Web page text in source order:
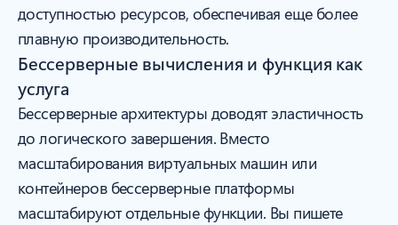
доступностью ресурсов, обеспечивая еще более
плавную производительность.
Бессерверные вычисления и функция как
услуга
Бессерверные архитектуры доводят эластичность
до логического завершения. Вместо
масштабирования виртуальных машин или
контейнеров бессерверные платформы
масштабируют отдельные функции. Вы пишете